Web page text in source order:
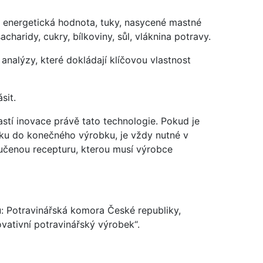
hodnota, tuky, nasycené mastné
cukry, bílkoviny, sůl, vláknina potravy.
které dokládají klíčovou vlastnost
inovace právě tato technologie. Pokud je
do konečného výrobku, je vždy nutné v
recepturu, kterou musí výrobce
komora České republiky,
potravinářský výrobek“.